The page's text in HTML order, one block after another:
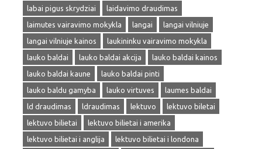
labai pigus skrydziai
laidavimo draudimas
laimutes vairavimo mokykla
langai
langai vilniuje
langai vilniuje kainos
laukininku vairavimo mokykla
lauko baldai
lauko baldai akcija
lauko baldai kainos
lauko baldai kaune
lauko baldai pinti
lauko baldu gamyba
lauko virtuves
laumes baldai
ld draudimas
ldraudimas lektuvo
lektuvo biletai
lektuvo bilietai
lektuvo bilietai i amerika
lektuvo bilietai i anglija
lektuvo bilietai i londona